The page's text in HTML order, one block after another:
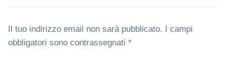
Il tuo indirizzo email non sarà pubblicato.
I campi
obbligatori sono contrassegnati *